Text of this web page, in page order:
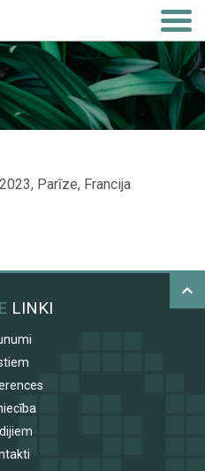
Parīze, Francija
LINKI